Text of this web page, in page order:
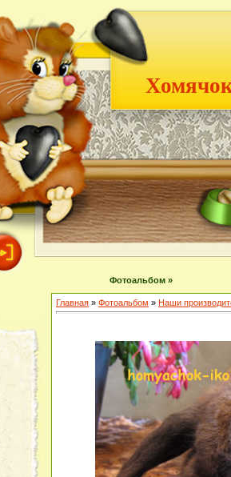
Фотоальбом »
Главная » Фотоальбом » Наши